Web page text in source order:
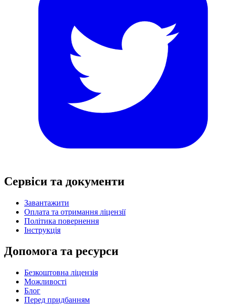
Сервіси та документи
Завантажити
Оплата та отримання ліцензії
Політика повернення
Інструкція
Допомога та ресурси
Безкоштовна ліцензія
Можливості
Блог
Перед придбанням